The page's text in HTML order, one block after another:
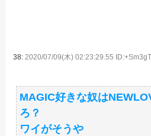
38: 2020/07/09(木) 02:23:29.55
MAGIC好きな奴は
ろ？
ワイがそうや